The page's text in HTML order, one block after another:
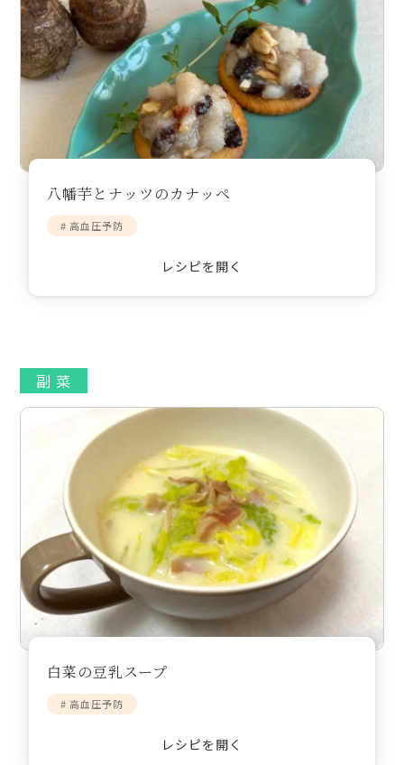
八幡芋とナッツのカナッペ
# 高血圧予防
レシピを開く
副 菜
白菜の豆乳スープ
# 高血圧予防
レシピを開く